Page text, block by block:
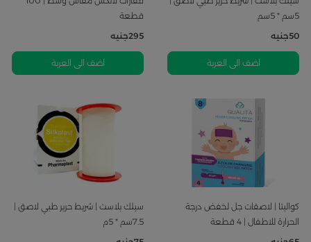
5سم * 5سم
50جنيه
اضف الى العربة
قطعة
295جنيه
اضف الى العربة
كواليتا | لاصقات جل لخفض درجة
الحرارة للاطفال | 4 قطعة
سيلك بلاست | شريط حرير طبي لاصق |
7.5سم * 5م